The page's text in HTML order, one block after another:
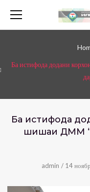
Ба истифода додани
Ба истифода
шишаи ҶДММ
admin / 14